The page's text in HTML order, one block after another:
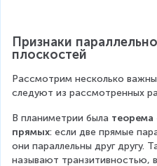
Признаки
плоскостей
Рассмотрим несколько
следуют из рассмотренных
В планиметрии была теорема
прямых: если две прямые
они параллельны друг другу.
называют транзитивностью,